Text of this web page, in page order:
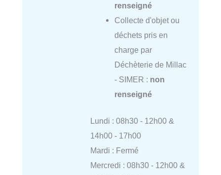
renseigné
Collecte d'objet ou
déchets pris en
charge par
Déchèterie de Millac
- SIMER : non
renseigné
Lundi : 08h30 - 12h00 &
14h00 - 17h00
Mardi : Fermé
Mercredi : 08h30 - 12h00 &